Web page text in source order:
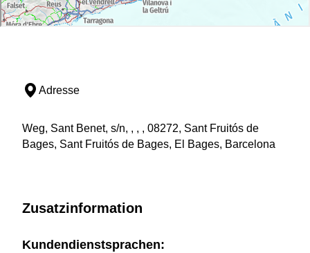
Adresse
Weg, Sant Benet, s/n, , , , 08272, Sant Fruitós de
Bages, Sant Fruitós de Bages, El Bages, Barcelona
Zusatzinformation
Kundendienstsprachen: